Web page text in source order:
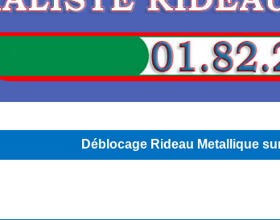
Déblocage Rideau Metallique